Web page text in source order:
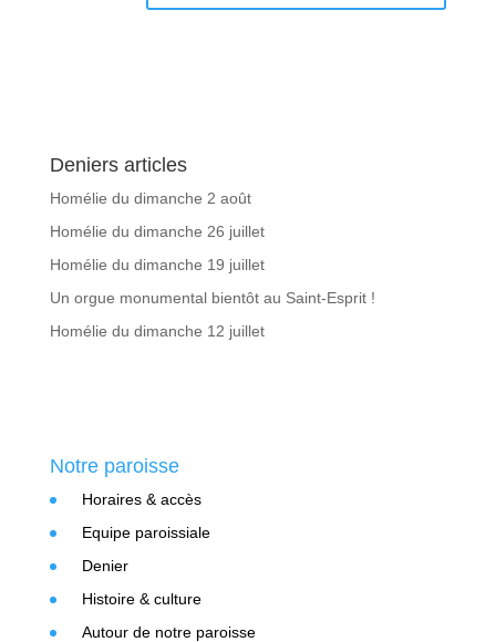
Deniers articles
Homélie du dimanche 2 août
Homélie du dimanche 26 juillet
Homélie du dimanche 19 juillet
Un orgue monumental bientôt au Saint-Esprit !
Homélie du dimanche 12 juillet
Notre paroisse
Horaires & accès
Equipe paroissiale
Denier
Histoire & culture
Autour de notre paroisse